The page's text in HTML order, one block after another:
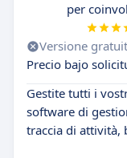
per
Versione
Precio bajo
Gestite tutti i
software di
traccia di attività,